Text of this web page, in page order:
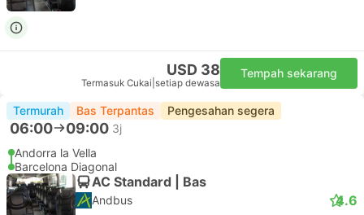
USD 38
Termasuk Cukai setiap dewasa
Tempah sekarang
Termurah Bas Terpantas Pengesahan segera
06:00 09:00 3j
Andorra la Vella
Barcelona Diagonal
AC Standard | Bas
Andbus 4.6